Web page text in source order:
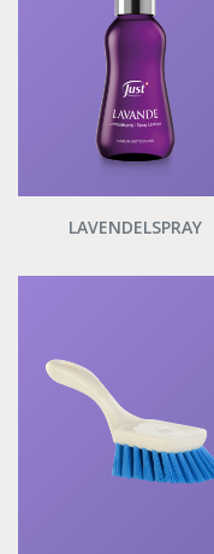
LAVENDELSPRAY